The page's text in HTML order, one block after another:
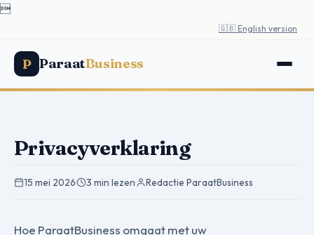

🇬🇧 English version
P ParaatBusiness
Privacyverklaring
15 mei 2026· 3 min lezen· Redactie ParaatBusiness
Hoe ParaatBusiness omgaat met uw